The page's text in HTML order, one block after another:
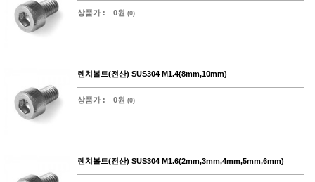
상품가 : 0원 (0)
렌치볼트(전산) SUS304 M1.4(8mm,10mm)
상품가 : 0원 (0)
렌치볼트(전산) SUS304 M1.6(2mm,3mm,4mm,5mm,6mm)